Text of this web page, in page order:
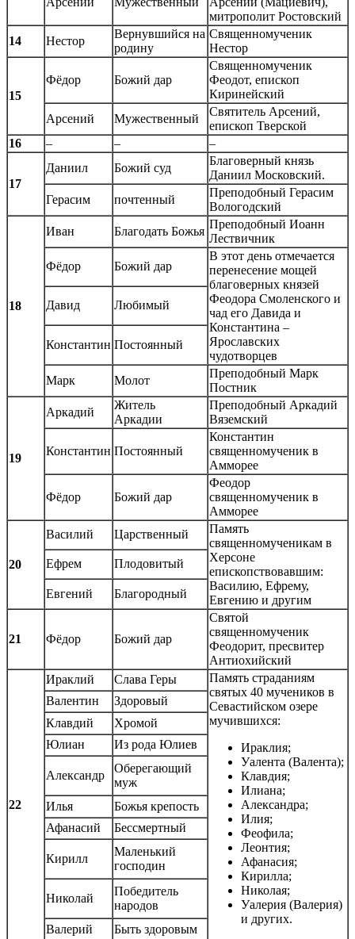
митрополит Ростовский
14
Нестор
Вернувшийся на
родину
Священномученик
Нестор
15
Фёдор Божий дар
Священномученик
Феодот, епископ
Киринейский
Арсений
Мужественный
Святитель Арсений,
епископ Тверской
16
– – –
17
Даниил Божий суд
Благоверный князь
Даниил Московский.
Герасим
почтенный
Преподобный Герасим
Вологодский
18
Иван Благодать Божья
Преподобный Иоанн
Лествичник
Фёдор Божий дар
В этот день отмечается
перенесение мощей
благоверных князей
Феодора Смоленского и
чад его Давида и
Константина –
Ярославских
чудотворцев
Давид Любимый
Константин Постоянный
Марк Молот
Преподобный Марк
Постник
19
Аркадий
Житель
Аркадии
Преподобный Аркадий
Вяземский
Константин Постоянный
Константин
священномученик в
Амморее
Фёдор Божий дар
Феодор
священномученик в
Амморее
20
Василий Царственный
Память
священномученикам в
Херсоне
епископствовавшим:
Василию, Ефрему,
Евгению и другим
Ефрем Плодовитый
Евгений Благородный
21 Фёдор Божий дар
Святой
священномученик
Феодорит, пресвитер
Антиохийский
22
Ираклий Слава Геры
Память страданиям
святых 40 мучеников в
Севастийском озере
мучившихся:
Ираклия;
Уалента (Валента);
Клавдия;
Илиана;
Александра;
Илия;
Феофила;
Леонтия;
Афанасия;
Кирилла;
Николая;
Уалерия (Валерия)
и других.
Валентин
Здоровый
Клавдий
Хромой
Юлиан
Из рода Юлиев
Александр
Оберегающий
муж
Илья
Божья крепость
Афанасий
Бессмертный
Кирилл
Маленький
господин
Николай
Победитель
народов
Валерий
Быть здоровым